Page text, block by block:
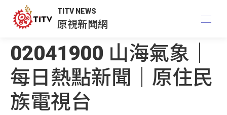
TITV NEWS
原視新聞網
02041900 山海氣象｜
每日熱點新聞｜原住民
族電視台